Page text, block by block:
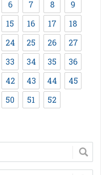
6 7 8
9
15 16 17
18
24 25 26
27
33 34 35
36
42 43 44
45
50 51 52